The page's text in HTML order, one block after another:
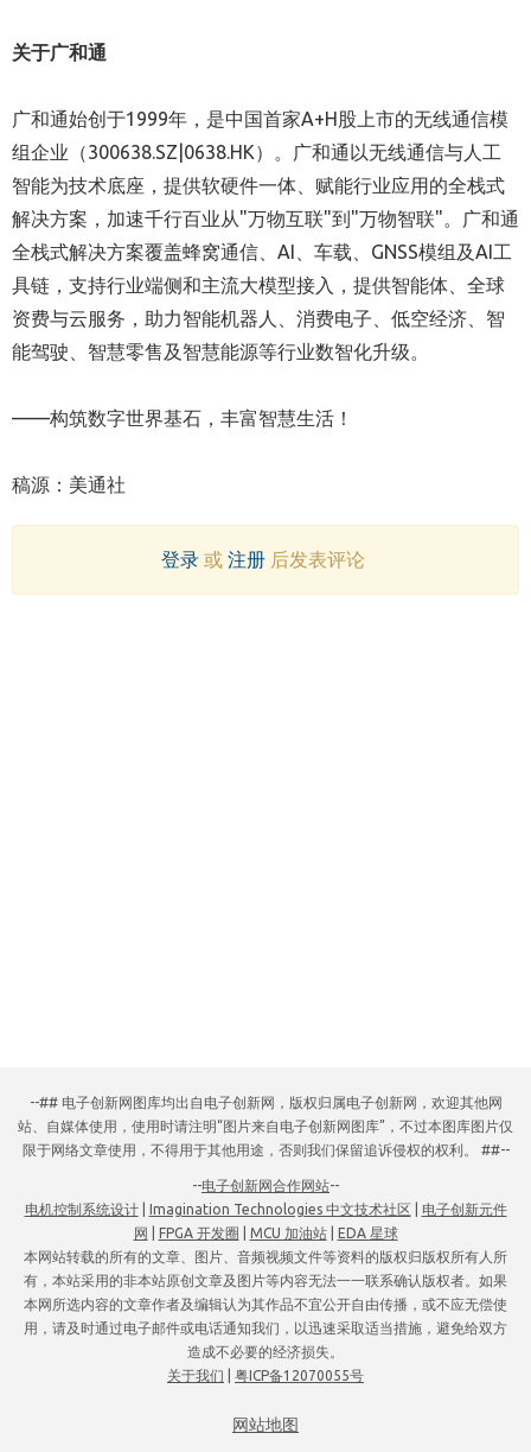
关于广和通
广和通始创于1999年，是中国首家A+H股上市的无线通信模
组企业（300638.SZ|0638.HK）。广和通以无线通信与人工
智能为技术底座，提供软硬件一体、赋能行业应用的全栈式
解决方案，加速千行百业从"万物互联"到"万物智联"。广和通
全栈式解决方案覆盖蜂窝通信、AI、车载、GNSS模组及AI工
具链，支持行业端侧和主流大模型接入，提供智能体、全球
资费与云服务，助力智能机器人、消费电子、低空经济、智
能驾驶、智慧零售及智慧能源等行业数智化升级。
——构筑数字世界基石，丰富智慧生活！
稿源：美通社
登录或 注册后发表评论
--## 电子创新网图库均出自电子创新网，版权归属电子创新网，欢迎其他网
站、自媒体使用，使用时请注明“图片来自电子创新网图库”，不过本图库图片仅
限于网络文章使用，不得用于其他用途，否则我们保留追诉侵权的权利。 ##--
--电子创新网合作网站--
电机控制系统设计| Imagination Technologies 中文技术社区
电子创新元件
网
FPGA 开发圈 MCU 加油站|
EDA 星球
本网站转载的所有的文章、图片、音频视频文件等资料的版权归版权所有人所
有，本站采用的非本站原创文章及图片等内容无法一一联系确认版权者。如果
本网所选内容的文章作者及编辑认为其作品不宜公开自由传播，或不应无偿使
用，请及时通过电子邮件或电话通知我们，以迅速采取适当措施，避免给双方
造成不必要的经济损失。
关于我们
粤ICP备12070055号
网站地图